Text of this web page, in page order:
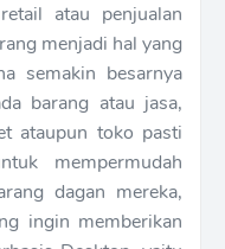
atau penjualan
menjadi hal yang
semakin besarnya
barang atau jasa,
ataupun toko pasti
mempermudah
dagan mereka,
ingin memberikan